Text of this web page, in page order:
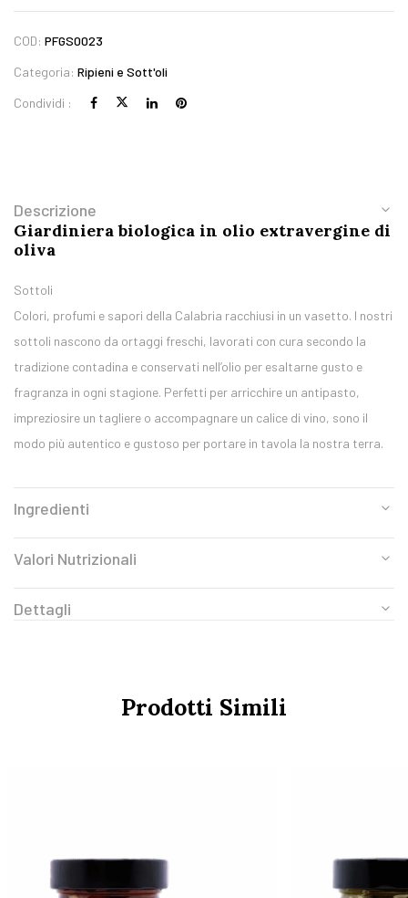
COD: PFGS0023
Categoria: Ripieni e Sott'oli
Condividi :
Descrizione
Giardiniera biologica in olio extravergine di
oliva
Sottoli
Colori, profumi e sapori della Calabria racchiusi in un vasetto. I nostri
sottoli nascono da ortaggi freschi, lavorati con cura secondo la
tradizione contadina e conservati nell’olio per esaltarne gusto e
fragranza in ogni stagione. Perfetti per arricchire un antipasto,
impreziosire un tagliere o accompagnare un calice di vino, sono il
modo più autentico e gustoso per portare in tavola la nostra terra.
Ingredienti
Valori Nutrizionali
Dettagli
Prodotti Simili